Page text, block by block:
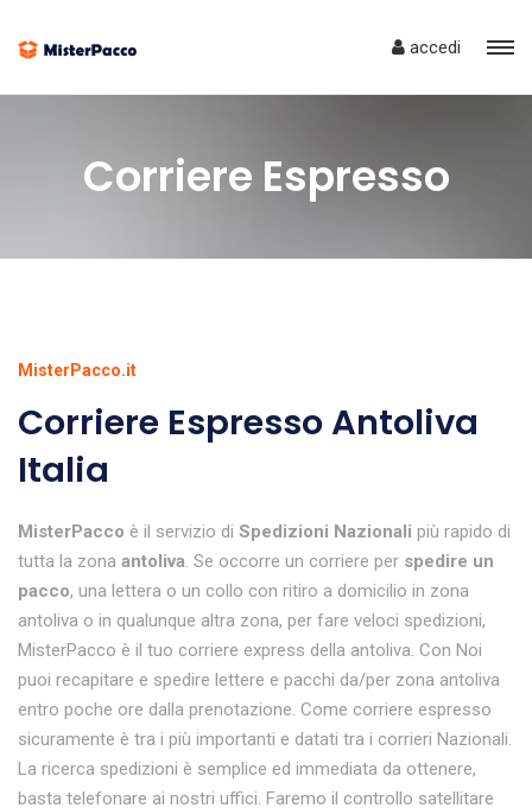
accedi
Corriere Espresso
MisterPacco.it
Corriere Espresso Antoliva
Italia
MisterPacco è il servizio di Spedizioni Nazionali più rapido di
tutta la zona antoliva. Se occorre un corriere per spedire un
pacco, una lettera o un collo con ritiro a domicilio in zona
antoliva o in qualunque altra zona, per fare veloci spedizioni,
MisterPacco è il tuo corriere express della antoliva. Con Noi
puoi recapitare e spedire lettere e pacchi da/per zona antoliva
entro poche ore dalla prenotazione. Come corriere espresso
sicuramente è tra i più importanti e datati tra i corrieri Nazionali.
La ricerca spedizioni è semplice ed immediata da ottenere,
basta telefonare ai nostri uffici. Faremo il controllo satellitare